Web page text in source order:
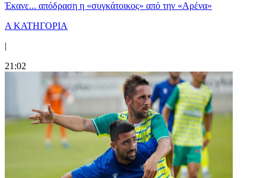
Έκανε... απόδραση η «συγκάτοικος» από την «Αρένα»
Α ΚΑΤΗΓΟΡΙΑ
|
21:02